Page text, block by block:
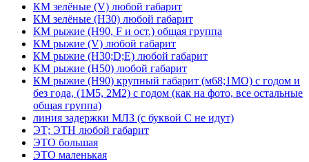
КМ зелёные (V) любой габарит
КМ зелёные (Н30) любой габарит
КМ рыжие (H90, F и ост.) общая группа
КМ рыжие (V) любой габарит
КМ рыжие (Н30;D;E) любой габарит
КМ рыжие (Н50) любой габарит
КМ рыжие (Н90) крупный габарит (м68;1МО) с годом и
без года, (1М5, 2М2) с годом (как на фото, все остальные
общая группа)
линия задержки МЛЗ (с буквой С не идут)
ЭТ; ЭТН любой габарит
ЭТО большая
ЭТО маленькая